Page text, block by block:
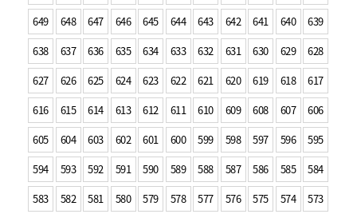
649
648 647 646 645 644 643 642 641 640
639
638
637 636 635 634 633 632 631 630 629
628
627
626 625 624 623 622 621 620 619 618
617
616
615 614 613 612 611 610 609 608 607
606
605
604 603 602 601 600 599 598 597 596
595
594
593 592 591 590 589 588 587 586 585
584
583
582 581 580 579 578 577 576 575 574
573